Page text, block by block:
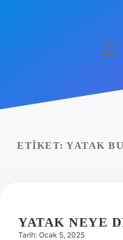
Yasal Uyarı
ETIKET: YATAK
YATAK NEYE
Tarih: Ocak 5, 2025